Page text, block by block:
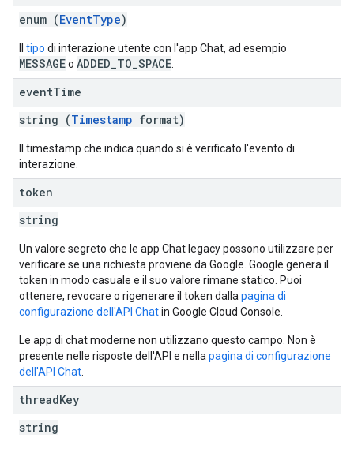
enum (EventType)
tipo di interazione utente con l'app Chat, ad esempio
MESSAGEo ADDED_TO_SPACE
eventTime
string (Timestamp format)
Il timestamp che indica quando si è verificato l'evento di
interazione.
token
string
Un valore segreto che le app Chat legacy possono utilizzare per
verificare se una richiesta proviene da Google. Google genera il
token in modo casuale e il suo valore rimane statico. Puoi
ottenere, revocare o rigenerare il token dalla pagina di
configurazione dell'API Chatin Google Cloud Console.
Le app di chat moderne non utilizzano questo campo. Non è
presente nelle risposte dell'API e nella pagina di configurazione
dell'API Chat
threadKey
string